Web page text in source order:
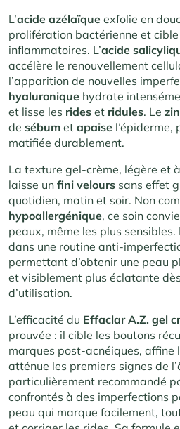
L’acide azélaïque exfolie en
prolifération bactérienne et
inflammatoires. L’acide
accélère le renouvellement
l’apparition de nouvelles
hyaluronique hydrate
et lisse les rides et ridules. Le
de sébum et apaise l’épiderme,
matifiée durablement.
La texture gel-crème, légère et
laisse un fini velours sans effet
quotidien, matin et soir. Non
hypoallergénique, ce soin
peaux, même les plus
dans une routine anti-
permettant d’obtenir une peau
et visiblement plus éclatante
d’utilisation.
L’efficacité du Effaclar A.Z. gel
prouvée : il cible les boutons
marques post-acnéiques, affine
atténue les premiers signes de
particulièrement recommandé
confrontés à des imperfections
peau qui marque facilement,